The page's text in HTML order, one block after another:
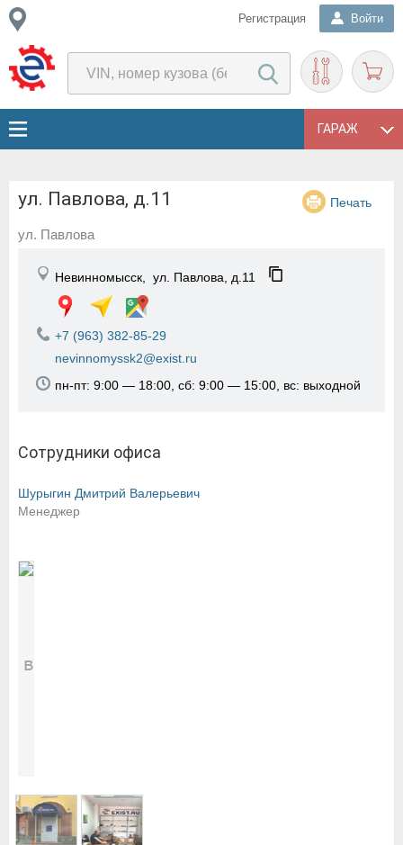
Регистрация Войти
ГАРАЖ
ул. Павлова, д.11 Печать
ул. Павлова
Невинномысск, ул. Павлова, д.11
+7 (963) 382-85-29
nevinnomyssk2@exist.ru
пн-пт: 9:00 — 18:00, сб: 9:00 — 15:00, вс: выходной
Сотрудники офиса
Шурыгин Дмитрий Валерьевич
Менеджер